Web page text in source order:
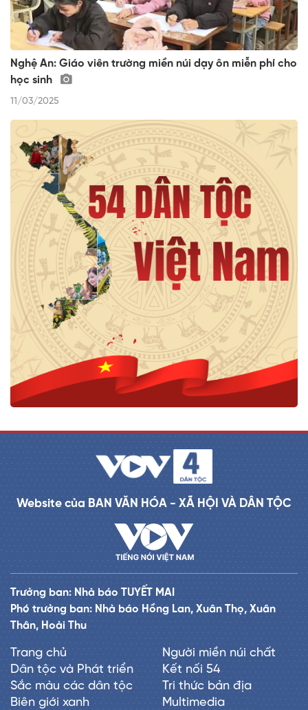
Nghệ An: Giáo viên trường miền núi dạy ôn miễn phí cho
học sinh
11/03/2025
Website của BAN VĂN HÓA - XÃ HỘI VÀ DÂN TỘC
Trưởng ban: Nhà báo TUYẾT MAI
Phó trưởng ban: Nhà báo Hồng Lan, Xuân Thọ, Xuân
Thân, Hoài Thu
Trang chủ
Dân tộc và Phát triển
Sắc màu các dân tộc
Biên giới xanh
Người miền núi chất
Kết nối 54
Tri thức bản địa
Multimedia